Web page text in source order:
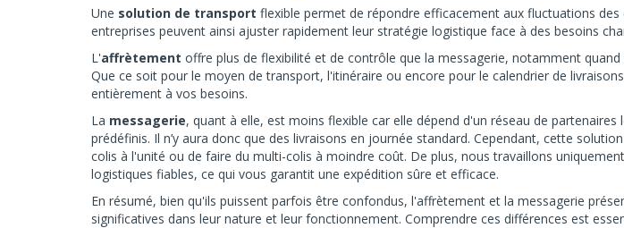
Une solution de transport flexible permet de répondre efficacement aux fluctuations des
entreprises peuvent ainsi ajuster rapidement leur stratégie logistique face à des besoins
L'affrètement offre plus de flexibilité et de contrôle que la messagerie, notamment
Que ce soit pour le moyen de transport, l'itinéraire ou encore pour le calendrier de
entièrement à vos besoins.
La messagerie, quant à elle, est moins flexible car elle dépend d'un réseau de partenaires
prédéfinis. Il n’y aura donc que des livraisons en journée standard. Cependant, cette
colis à l'unité ou de faire du multi-colis à moindre coût. De plus, nous travaillons
logistiques fiables, ce qui vous garantit une expédition sûre et efficace.
En résumé, bien qu'ils puissent parfois être confondus, l'affrètement et la messagerie
significatives dans leur nature et leur fonctionnement. Comprendre ces différences est